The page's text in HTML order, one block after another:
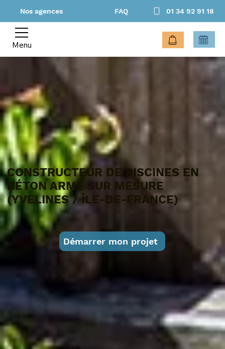
Nos agences FAQ 01 34 92 91 18
Menu
CONSTRUCTEUR DE PISCINES EN
BÉTON ARMÉ SUR MESURE
(YVELINES / ÎLE-DE-FRANCE)
Démarrer mon projet